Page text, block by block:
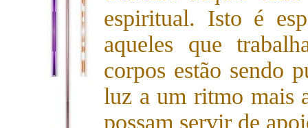
espiritual. Isto é
aqueles que
corpos estão sendo
luz a um ritmo mais
possam servir de